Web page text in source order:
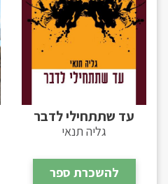
עד שתתחילי לדבר
גליה תנאי
להשכרת ספר